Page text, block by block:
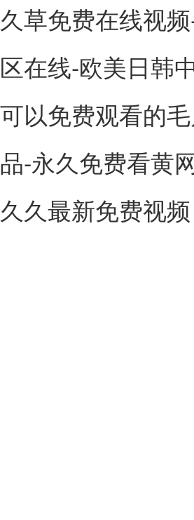
久草免费在线视
区在线-欧美日韩
可以免费观看的
品-永久免费看黄
久久最新免费视频